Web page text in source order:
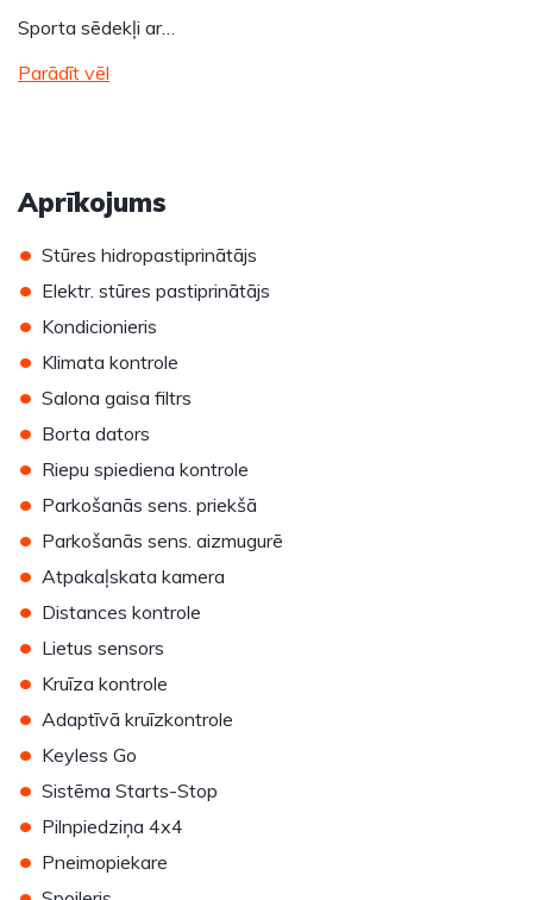
Sporta sēdekļi ar…
Parādīt vēl
Aprīkojums
• Stūres hidropastiprinātājs
• Elektr. stūres pastiprinātājs
• Kondicionieris
• Klimata kontrole
• Salona gaisa filtrs
• Borta dators
• Riepu spiediena kontrole
• Parkošanās sens. priekšā
• Parkošanās sens. aizmugurē
• Atpakaļskata kamera
• Distances kontrole
• Lietus sensors
• Kruīza kontrole
• Adaptīvā kruīzkontrole
• Keyless Go
• Sistēma Starts-Stop
• Pilnpiedziņa 4x4
• Pneimopiekare